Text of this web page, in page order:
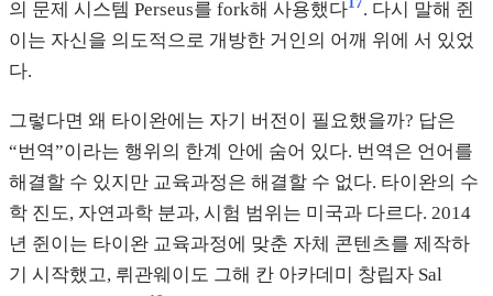
의 문제 시스템 Perseus를 fork해 사용했다17. 다시 말해 쥔
이는 자신을 의도적으로 개방한 거인의 어깨 위에 서 있었
다.
그렇다면 왜 타이완에는 자기 버전이 필요했을까? 답은
“번역”이라는 행위의 한계 안에 숨어 있다. 번역은 언어를
해결할 수 있지만 교육과정은 해결할 수 없다. 타이완의 수
학 진도, 자연과학 분과, 시험 범위는 미국과 다르다. 2014
년 쥔이는 타이완 교육과정에 맞춘 자체 콘텐츠를 제작하
기 시작했고, 뤼관웨이도 그해 칸 아카데미 창립자 Sal